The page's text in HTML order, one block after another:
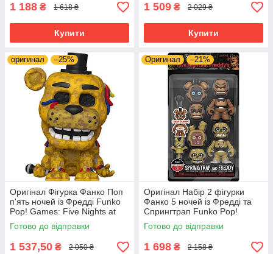
1 188 ₴ 1 618 ₴
Купити
1 509 ₴ 2 029 ₴
Купити
оригинал –25%
Оригінал Фігурка Фанко Поп
п'ять ночей із Фредді Funko
Pop! Games: Five Nights at
Freddy's (FNAF) - Withered
Golden Freddy 1033
Готово до відправки
1 537,50 ₴ 2 050 ₴
Оригинал –21%
Оригінал Набір 2 фігурки
Фанко 5 ночей із Фредді та
Спрингтрап Funko Pop!
Snaps: Five Nights at Freddy's
64924
Готово до відправки
1 698 ₴ 2 158 ₴